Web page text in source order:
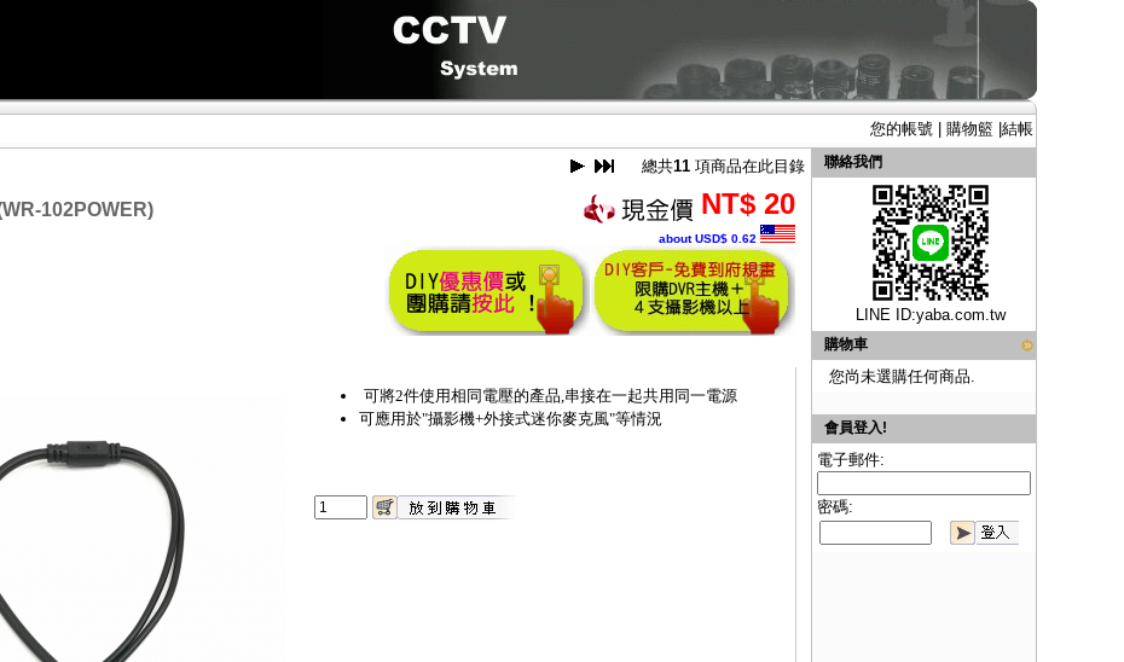
您的帳號 購物籃 結帳
總共11 項商品在此目錄
102POWER) NT$ 20
about USD$ 0.62
可將2件使用相同電壓的產品,串接在一起共用同一電源
可應用於"攝影機+外接式迷你麥克風"等情況
聯絡我們
LINE ID:yaba.com.tw
購物車
您尚未選購任何商品.
會員登入!
電子郵件:
密碼: